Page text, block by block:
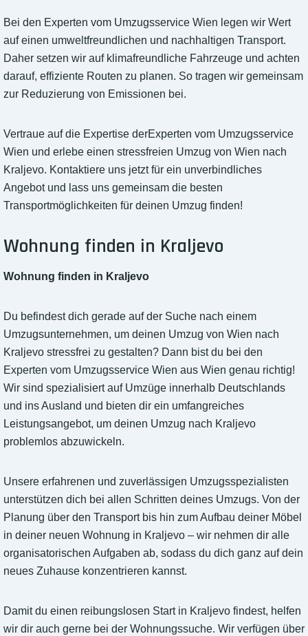
Bei den Experten vom Umzugsservice Wien legen wir Wert
auf einen umweltfreundlichen und nachhaltigen Transport.
Daher setzen wir auf klimafreundliche Fahrzeuge und achten
darauf, effiziente Routen zu planen. So tragen wir gemeinsam
zur Reduzierung von Emissionen bei.
Vertraue auf die Expertise derExperten vom Umzugsservice
Wien und erlebe einen stressfreien Umzug von Wien nach
Kraljevo. Kontaktiere uns jetzt für ein unverbindliches
Angebot und lass uns gemeinsam die besten
Transportmöglichkeiten für deinen Umzug finden!
Wohnung finden in Kraljevo
Wohnung finden in Kraljevo
Du befindest dich gerade auf der Suche nach einem
Umzugsunternehmen, um deinen Umzug von Wien nach
Kraljevo stressfrei zu gestalten? Dann bist du bei den
Experten vom Umzugsservice Wien aus Wien genau richtig!
Wir sind spezialisiert auf Umzüge innerhalb Deutschlands
und ins Ausland und bieten dir ein umfangreiches
Leistungsangebot, um deinen Umzug nach Kraljevo
problemlos abzuwickeln.
Unsere erfahrenen und zuverlässigen Umzugsspezialisten
unterstützen dich bei allen Schritten deines Umzugs. Von der
Planung über den Transport bis hin zum Aufbau deiner Möbel
in deiner neuen Wohnung in Kraljevo – wir nehmen dir alle
organisatorischen Aufgaben ab, sodass du dich ganz auf dein
neues Zuhause konzentrieren kannst.
Damit du einen reibungslosen Start in Kraljevo findest, helfen
wir dir auch gerne bei der Wohnungssuche. Wir verfügen über